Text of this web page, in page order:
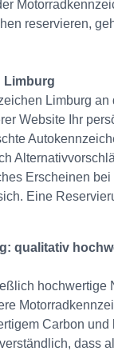
reservieren,
Limburg
Limburg an
Website Ihr
Erscheinen
Eine
qualitativ
hochwertige
Carbon und
dass